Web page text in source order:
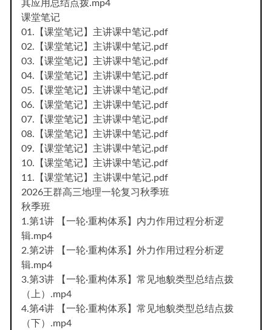
其应用总结点拨.mp4
课堂笔记
01.【课堂笔记】主讲课中笔记.pdf
02.【课堂笔记】主讲课中笔记.pdf
03.【课堂笔记】主讲课中笔记.pdf
04.【课堂笔记】主讲课中笔记.pdf
05.【课堂笔记】主讲课中笔记.pdf
06.【课堂笔记】主讲课中笔记.pdf
07.【课堂笔记】主讲课中笔记.pdf
08.【课堂笔记】主讲课中笔记.pdf
09.【课堂笔记】主讲课中笔记.pdf
10.【课堂笔记】主讲课中笔记.pdf
11.【课堂笔记】主讲课中笔记.pdf
2026王群高三地理一轮复习秋季班
秋季班
1.第1讲 【一轮·重构体系】内力作用过程分析逻
辑.mp4
2.第2讲 【一轮·重构体系】外力作用过程分析逻
辑.mp4
3.第3讲 【一轮·重构体系】常见地貌类型总结点拨
（上）.mp4
4.第4讲 【一轮·重构体系】常见地貌类型总结点拨
（下）.mp4